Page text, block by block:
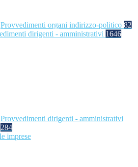
Provvedimenti organi indirizzo-politico 82
dirigenti - amministrativi 1646
Provvedimenti dirigenti - amministrativi
284
imprese